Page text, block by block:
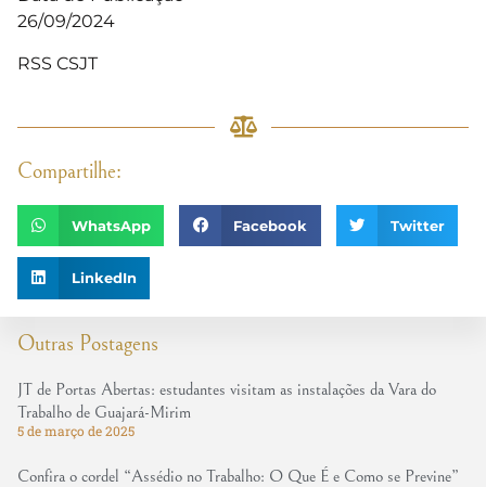
Outras Postagens
JT de Portas Abertas: estudantes visitam as instalações da Vara do
Trabalho de Guajará-Mirim
5 de março de 2025
Confira o cordel “Assédio no Trabalho: O Que É e Como se Previne”
26/09/2024
RSS CSJT
Compartilhe:
WhatsApp Facebook Twitter
LinkedIn